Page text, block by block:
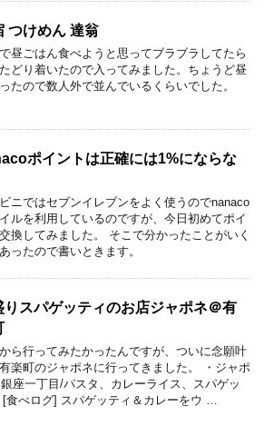
つけめん 達翁
昼ごはん食べようと思ってブラブラしてたら
どり着いたので入ってみました。ちょうど昼
たので数人外で並んでいるくらいでした。
ポイントは正確には1%にならな
ニではセブンイレブンをよく使うのでnanaco
ルを利用しているのですが、今日初めてポイ
換してみました。 そこで分かったことがいく
ったので書いときます。
りスパゲッティのお店ジャポネ＠有
ら行ってみたかったんですが、ついに念願叶
楽町のジャポネに行ってきました。 ・ジャポ
座一丁目/パスタ、カレーライス、スパゲッ
[食べログ] スパゲッティ＆カレーをウ …